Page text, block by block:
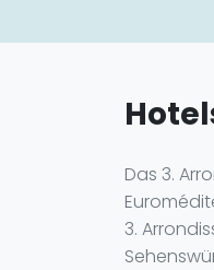
Das 3.
3.